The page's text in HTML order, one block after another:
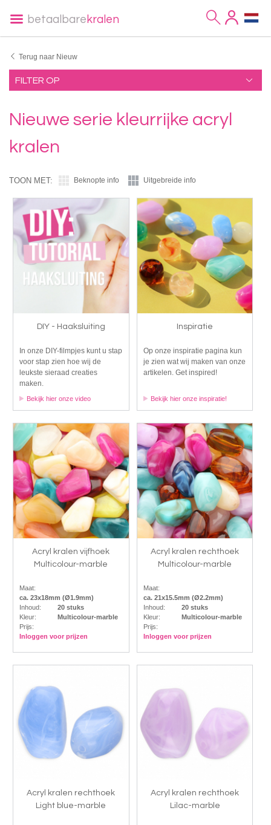
betaalbare kralen
Terug naar Nieuw
FILTER OP
Nieuwe serie kleurrijke acryl
kralen
TOON MET: Beknopte info Uitgebreide info
DIY - Haaksluiting
In onze DIY-filmpjes kunt u stap
voor stap zien hoe wij de
leukste sieraad creaties
maken.
Bekijk hier onze video
Inspiratie
Op onze inspiratie pagina kun
je zien wat wij maken van onze
artikelen. Get inspired!
Bekijk hier onze inspiratie!
Acryl kralen vijfhoek
Multicolour-marble
Maat:
ca. 23x18mm (Ø1.9mm)
Inhoud:
20 stuks
Kleur:
Multicolour-marble
Prijs:
Inloggen voor prijzen
Acryl kralen rechthoek
Multicolour-marble
Maat:
ca. 21x15.5mm (Ø2.2mm)
Inhoud:
20 stuks
Kleur:
Multicolour-marble
Prijs:
Inloggen voor prijzen
Acryl kralen rechthoek
Light blue-marble
Acryl kralen rechthoek
Lilac-marble